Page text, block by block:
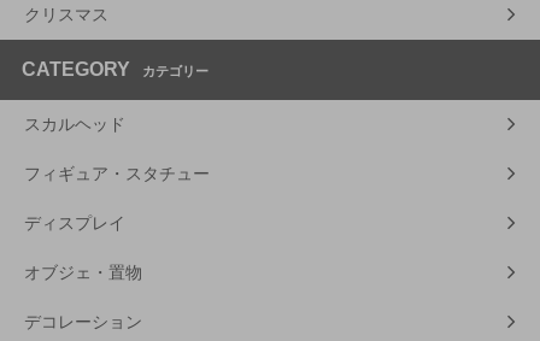
クリスマス
CATEGORY カテゴリー
スカルヘッド
フィギュア・スタチュー
ディスプレイ
オブジェ・置物
デコレーション